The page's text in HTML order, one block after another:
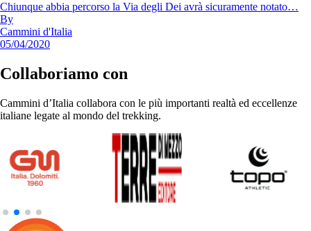
Chiunque abbia percorso la Via degli Dei avrà sicuramente notato…
By
Cammini d'Italia
05/04/2020
Collaboriamo con
Cammini d’Italia collabora con le più importanti realtà ed eccellenze
italiane legate al mondo del trekking.